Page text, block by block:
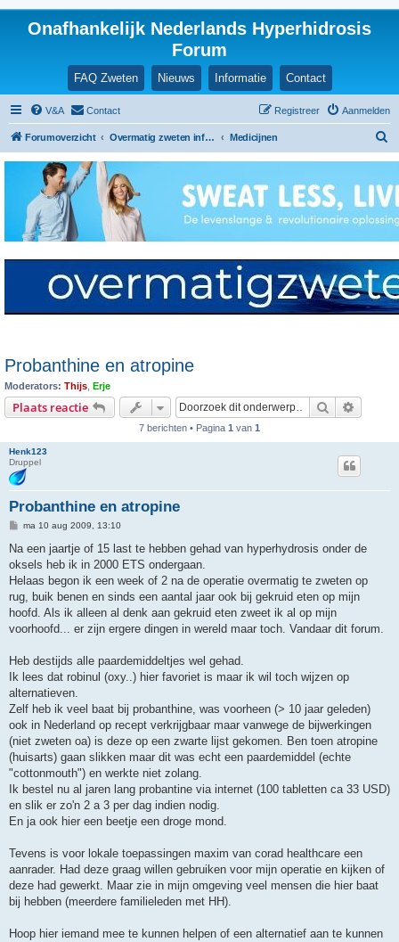
Onafhankelijk Nederlands Hyperhidrosis
Forum
FAQ Zweten Nieuws Informatie Contact
V&A Contact Aanmelden
Registreer
Forumoverzicht Overmatig zweten informatie en ervaringen Medicijnen
k
Probanthine en atropine
Moderators: Thijs Erje
Plaats reactie Zoek
7 berichten • Pagina 1 van 1
Henk123
Druppel
Probanthine en atropine
B
r
c
h
ma 10 aug 2009, 13:10
Na een jaartje of 15 last te hebben gehad van hyperhydrosis onder de
oksels heb ik in 2000 ETS ondergaan.
Helaas begon ik een week of 2 na de operatie overmatig te zweten op
rug, buik benen en sinds een aantal jaar ook bij gekruid eten op mijn
hoofd. Als ik alleen al denk aan gekruid eten zweet ik al op mijn
voorhoofd... er zijn ergere dingen in wereld maar toch. Vandaar dit forum.
Heb destijds alle paardemiddeltjes wel gehad.
Ik lees dat robinul (oxy..) hier favoriet is maar ik wil toch wijzen op
alternatieven.
Zelf heb ik veel baat bij probanthine, was voorheen (> 10 jaar geleden)
ook in Nederland op recept verkrijgbaar maar vanwege de bijwerkingen
(niet zweten oa) is deze op een zwarte lijst gekomen. Ben toen atropine
(huisarts) gaan slikken maar dit was echt een paardemiddel (echte
"cottonmouth") en werkte niet zolang.
Ik bestel nu al jaren lang probantine via internet (100 tabletten ca 33 USD)
en slik er zo'n 2 a 3 per dag indien nodig.
En ja ook hier een beetje een droge mond.
Tevens is voor lokale toepassingen maxim van corad healthcare een
aanrader. Had deze graag willen gebruiken voor mijn operatie en kijken of
deze had gewerkt. Maar zie in mijn omgeving veel mensen die hier baat
bij hebben (meerdere familieleden met HH).
Hoop hier iemand mee te kunnen helpen of een alternatief aan te kunnen